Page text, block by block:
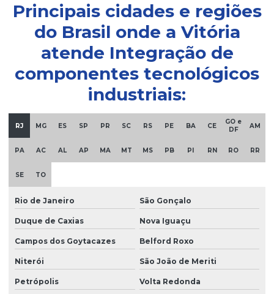
Ihms para sistemas automatizados
Infraestrutura para automação industrial
Integração de componentes tecnológicos industriais
Integração de dispositivos industriais
Interface homem-máquina para sistemas automatizados
Interface ihm para operação segura
Manutenção de automação industrial especializada em
Principais cidades e regiões
do Brasil onde a Vitória
atende Integração de
componentes tecnológicos
industriais:
RJ MG ES SP PR SC RS PE BA CE
GO e
DF
AM
PA AC AL AP MA MT MS PB PI RN RO RR
SE TO
Rio de Janeiro São Gonçalo
Duque de Caxias Nova Iguaçu
Campos dos Goytacazes Belford Roxo
Niterói São João de Meriti
Petrópolis Volta Redonda